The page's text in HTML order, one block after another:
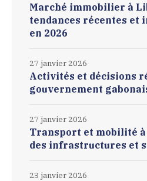
Marché immobilier à
tendances récentes et
en 2026
Activités et décisions
gouvernement
27 janvier 2026
Transport et mobilité
des infrastructures et
27 janvier 2026
23 janvier 2026